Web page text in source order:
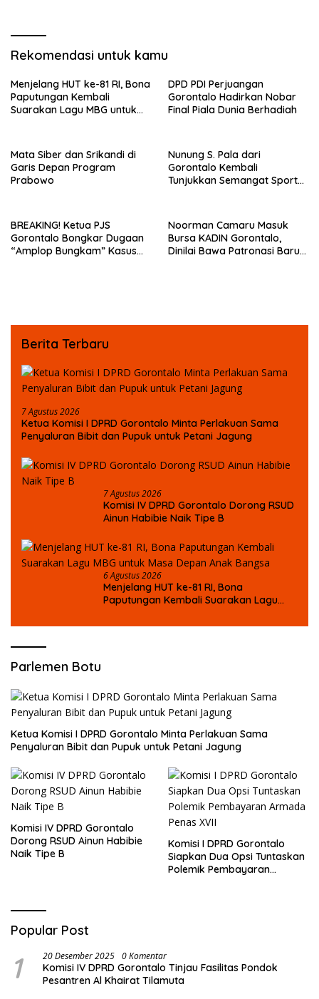
Rekomendasi untuk kamu
Menjelang HUT ke-81 RI, Bona
Paputungan Kembali
Suarakan Lagu MBG untuk
DPD PDI Perjuangan
Gorontalo Hadirkan Nobar
Final Piala Dunia Berhadiah
Mata Siber dan Srikandi di
Garis Depan Program
Prabowo
Nunung S. Pala dari
Gorontalo Kembali
Tunjukkan Semangat Sport
BREAKING! Ketua PJS
Gorontalo Bongkar Dugaan
“Amplop Bungkam” Kasus
Noorman Camaru Masuk
Bursa KADIN Gorontalo,
Dinilai Bawa Patronasi Baru
Berita Terbaru
7 Agustus 2026
Ketua Komisi I DPRD Gorontalo Minta Perlakuan Sama
Penyaluran Bibit dan Pupuk untuk Petani Jagung
7 Agustus 2026
Komisi IV DPRD Gorontalo Dorong RSUD
Ainun Habibie Naik Tipe B
6 Agustus 2026
Menjelang HUT ke-81 RI, Bona
Paputungan Kembali Suarakan Lagu
Parlemen Botu
Ketua Komisi I DPRD Gorontalo Minta Perlakuan Sama
Penyaluran Bibit dan Pupuk untuk Petani Jagung
Komisi IV DPRD Gorontalo
Dorong RSUD Ainun Habibie
Naik Tipe B
Komisi I DPRD Gorontalo
Siapkan Dua Opsi Tuntaskan
Polemik Pembayaran
Popular Post
1 20 Desember 2025 0 Komentar
Komisi IV DPRD Gorontalo Tinjau Fasilitas Pondok
Pesantren Al Khairat Tilamuta